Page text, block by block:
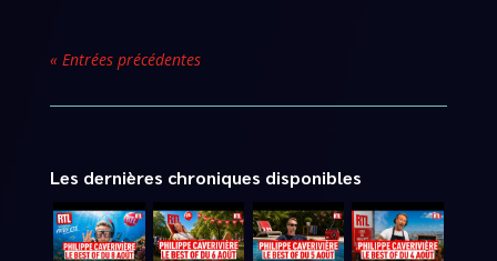
« Entrées précédentes
Les dernières chroniques disponibles